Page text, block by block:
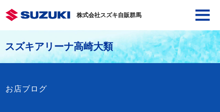
株式会社スズキ自販群馬
スズキアリーナ高崎大類
お店ブログ